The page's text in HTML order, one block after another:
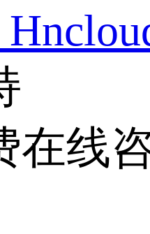
在线